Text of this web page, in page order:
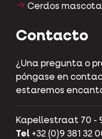
Cerdos
Contacto
¿Una pregunta o
póngase en
estaremos
Kapellestraat 70 -
Tel +32 (0)9 381 32